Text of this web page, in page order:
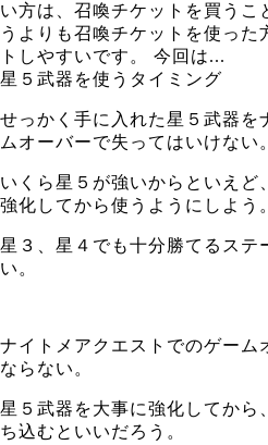
い方は、召喚チケットを買うこ
うよりも召喚チケットを使った
トしやすいです。 今回は...
星５武器を使うタイミング
せっかく手に入れた星５武器を
ムオーバーで失ってはいけない。
いくら星５が強いからといえど、
強化してから使うようにしよう。
星３、星４でも十分勝てるステ
い。
ナイトメアクエストでのゲーム
ならない。
星５武器を大事に強化してから
ち込むといいだろう。